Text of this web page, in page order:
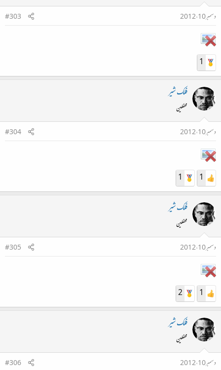
دسمبر 10، 2012
#303
1
فلک شیر
محفلین
دسمبر 10، 2012
#304
1
1
فلک شیر
محفلین
دسمبر 10، 2012
#305
1
2
فلک شیر
محفلین
دسمبر 10، 2012
#306